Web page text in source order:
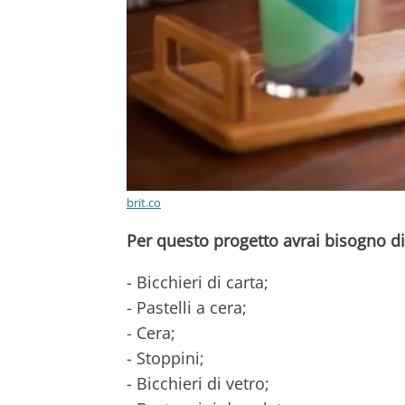
brit.co
Per questo progetto avrai bisogno
- Bicchieri di carta;
- Pastelli a cera;
- Cera;
- Stoppini;
- Bicchieri di vetro;